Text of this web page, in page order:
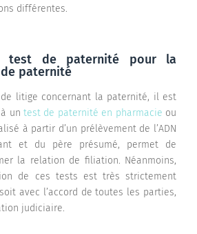
différentes.
test de paternité pour la
paternité
litige concernant la paternité, il est
un test de paternité en pharmacie ou
à partir d’un prélèvement de l’ADN
et du père présumé, permet de
la relation de filiation. Néanmoins,
de ces tests est très strictement
avec l’accord de toutes les parties,
judiciaire.